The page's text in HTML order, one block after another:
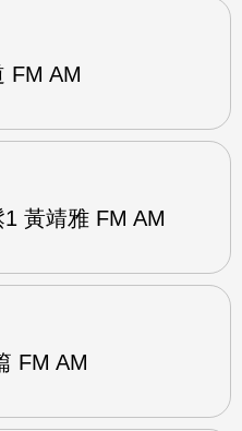
FM AM
黃靖雅 FM AM
FM AM